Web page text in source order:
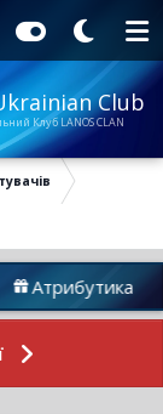
Club
Клуб LANOS CLAN
Атрибутика